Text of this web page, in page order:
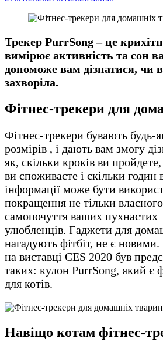
Трекер PurrSong – це
вимірює активність та сон
допоможе вам дізнатися, чи
захворіла.
Фітнес-трекери для
Фітнес-трекери бувають будь-
розмірів , і дають вам змогу
як, скільки кроків ви
ви споживаєте і скільки
інформації може бути
покращення не тільки
самопочуття ваших пухнастих
улюбленців. Гаджети для
нагадують фітбіт, не є
на виставці CES 2020 був
таких: кулон PurrSong, який є
для котів.
Навіщо котам фітнес-